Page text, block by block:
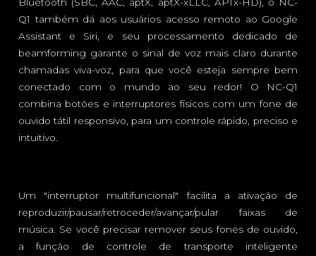
Q1 também dá aos usuários acesso remoto ao Google
Assistant e Siri, e seu processamento dedicado de
beamforming garante o sinal de voz mais claro durante
chamadas viva-voz, para que você esteja sempre bem
conectado com o mundo ao seu redor! O NC-Q1
combina botões e interruptores físicos com um fone de
ouvido tátil responsivo, para um controle rápido, preciso e
intuitivo.
Um "interruptor multifuncional" facilita a ativação de
reproduzir/pausar/retroceder/avançar/pular faixas de
música. Se você precisar remover seus fones de ouvido,
a função de controle de transporte inteligente